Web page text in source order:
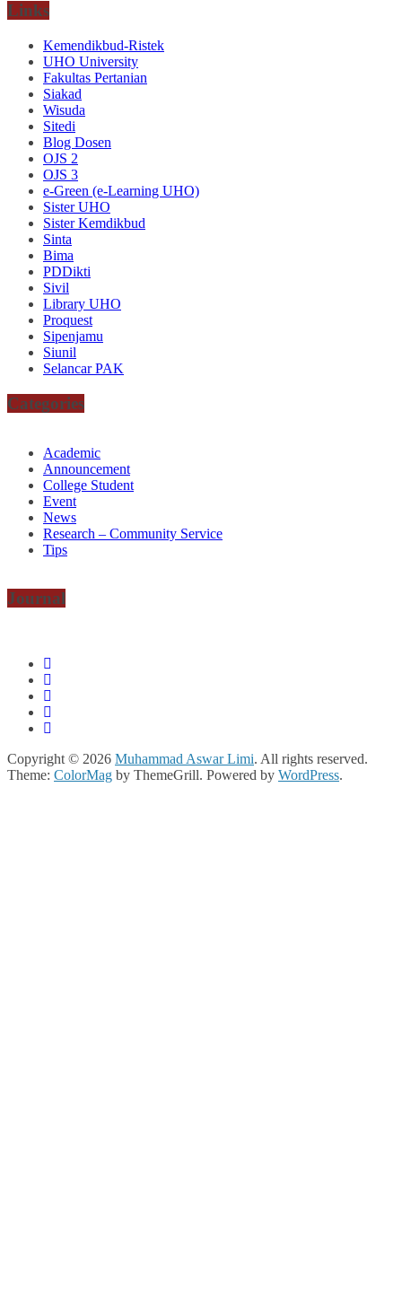
Links
Kemendikbud-Ristek
UHO University
Fakultas Pertanian
Siakad
Wisuda
Sitedi
Blog Dosen
OJS 2
OJS 3
e-Green (e-Learning UHO)
Sister UHO
Sister Kemdikbud
Sinta
Bima
PDDikti
Sivil
Library UHO
Proquest
Sipenjamu
Siunil
Selancar PAK
Categories
Academic
Announcement
College Student
Event
News
Research – Community Service
Tips
Journal
Copyright © 2026 Muhammad Aswar Limi. All rights reserved.
Theme: ColorMag by ThemeGrill. Powered by WordPress.